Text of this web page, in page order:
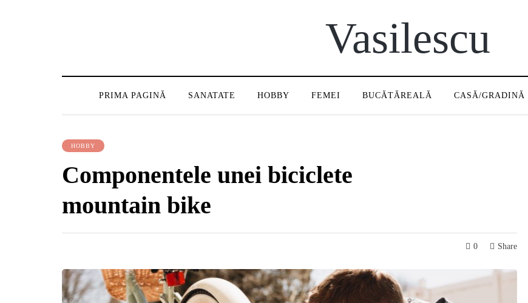
Vasilescu
PRIMA PAGINĂ SANATATE HOBBY FEMEI BUCĂTĂREALĂ CASĂ/GRADINĂ
HOBBY
Componentele unei biciclete
mountain bike
0 Share